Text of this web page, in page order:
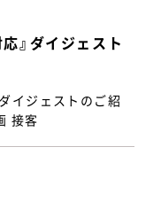
』ダイジェスト
イジェストのご紹
接客